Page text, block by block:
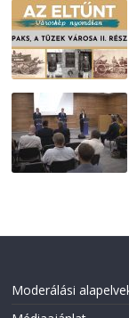
Moderálási